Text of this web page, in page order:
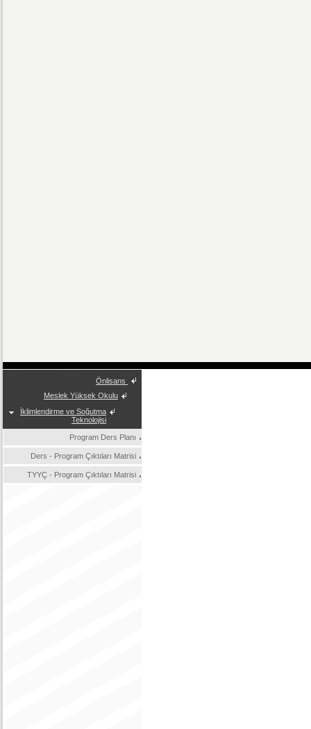
Önlisans
Meslek Yüksek Okulu
İklimlendirme ve Soğutma
Teknolojisi
Program Ders Planı
Ders - Program Çıktıları Matrisi
TYYÇ - Program Çıktıları Matrisi